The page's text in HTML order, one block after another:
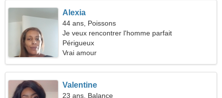
Alexia
44 ans, Poissons
Je veux rencontrer l'homme parfait
Périgueux
Vrai amour
Valentine
23 ans, Balance